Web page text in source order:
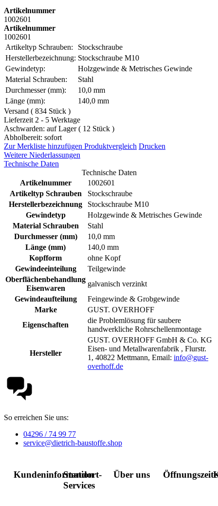
Artikelnummer
1002601
Artikelnummer
1002601
Artikeltyp Schrauben:
Stockschraube
Herstellerbezeichnung: Stockschraube M10
Gewindetyp:
Holzgewinde & Metrisches Gewinde
Material Schrauben:
Stahl
Durchmesser (mm):
10,0 mm
Länge (mm):
140,0 mm
Versand ( 834 Stück )
Lieferzeit 2 - 5 Werktage
Aschwarden: auf Lager ( 12 Stück )
Abholbereit: sofort
Zur Merkliste hinzufügen Produktvergleich Drucken
Weitere Niederlassungen
Technische Daten
Technische Daten
Artikelnummer
1002601
Artikeltyp Schrauben
Stockschraube
Herstellerbezeichnung
Stockschraube M10
Gewindetyp
Holzgewinde & Metrisches Gewinde
Material Schrauben
Stahl
Durchmesser (mm)
10,0 mm
Länge (mm)
140,0 mm
Kopfform
ohne Kopf
Gewindeeinteilung
Teilgewinde
Oberflächenbehandlung
Eisenwaren
galvanisch verzinkt
Gewindeaufteilung
Feingewinde & Grobgewinde
Marke
GUST. OVERHOFF
Eigenschaften
die Problemlösung für saubere
handwerkliche Rohrschellenmontage
Hersteller
GUST. OVERHOFF GmbH & Co. KG
Eisen- und Metallwarenfabrik , Flurstr.
1, 40822 Mettmann, Email: info@gust-
overhoff.de
So erreichen Sie uns:
04296 / 74 99 77
service@dietrich-baustoffe.shop
Kundeninformation
Standort-
Services
Über uns